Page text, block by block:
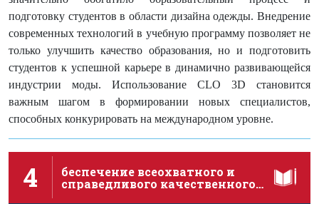
подготовку студентов в области дизайна одежды. Внедрение
современных технологий в учебную программу позволяет не
только улучшить качество образования, но и подготовить
студентов к успешной карьере в динамично развивающейся
индустрии моды. Использование CLO 3D становится
важным шагом в формировании новых специалистов,
способных конкурировать на международном уровне.
4
беспечение всеохватного и
справедливого качественного